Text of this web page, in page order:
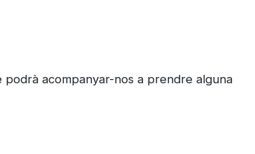
podrà acompanyar-nos a prendre alguna